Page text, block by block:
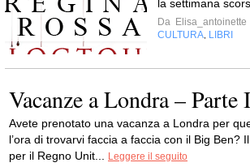
la settimana
Da Elisa_antoinette
CULTURA LIBRI
Vacanze a Londra – Parte I
Avete prenotato una vacanza a Londra per
l’ora di trovarvi faccia a faccia con il Big Ben?
per il Regno Unit...
Leggere il seguito